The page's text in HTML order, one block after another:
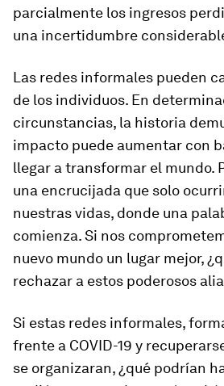
parcialmente los ingresos
una incertidumbre
Las redes informales pueden
de los individuos. En
circunstancias, la historia
impacto puede aumentar con
llegar a transformar el mundo.
una encrucijada que solo
nuestras vidas, donde una
comienza. Si nos
nuevo mundo un lugar mejor,
rechazar a estos poderosos
Si estas redes informales,
frente a COVID-19 y
se organizaran, ¿qué podrían